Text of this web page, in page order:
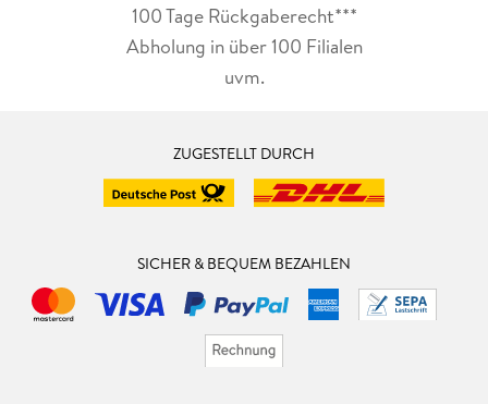
100 Tage Rückgaberecht***
Abholung in über 100 Filialen
uvm.
ZUGESTELLT DURCH
SICHER & BEQUEM BEZAHLEN